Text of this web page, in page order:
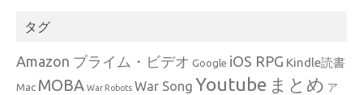
タグ
Amazon プライム・ビデオ Google iOS RPG Kindle読書
Mac MOBA War Robots War Song Youtube まとめ ア